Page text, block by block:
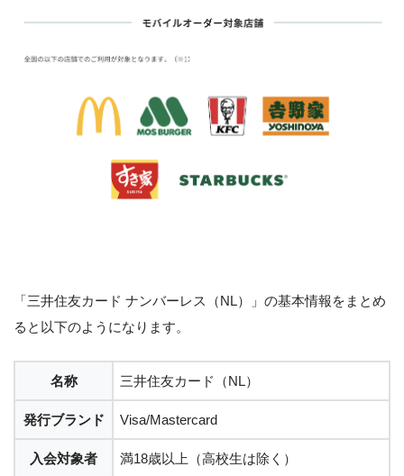
「三井住友カード ナンバーレス（NL）」の基本情報をまとめ
ると以下のようになります。
名称 三井住友カード（NL）
発行ブランド Visa/Mastercard
入会対象者 満18歳以上（高校生は除く）